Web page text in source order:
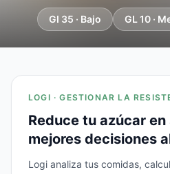
GI 35 · Bajo GL 10 ·
LOGI · GESTIONAR LA
Reduce tu azúcar
mejores decisiones
Logi analiza tus comidas,